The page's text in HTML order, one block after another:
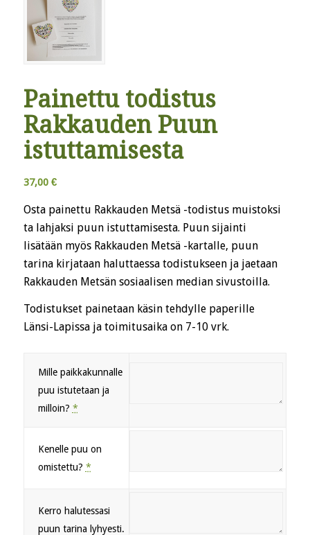
Painettu todistus
Rakkauden Puun
istuttamisesta
37,00 €
Osta painettu Rakkauden Metsä -todistus muistoksi
ta lahjaksi puun istuttamisesta. Puun sijainti
lisätään myös Rakkauden Metsä -kartalle, puun
tarina kirjataan haluttaessa todistukseen ja jaetaan
Rakkauden Metsän sosiaalisen median sivustoilla.
Todistukset painetaan käsin tehdylle paperille
Länsi-Lapissa ja toimitusaika on 7-10 vrk.
Mille paikkakunnalle
puu istutetaan ja
milloin? *
Kenelle puu on
omistettu? *
Kerro halutessasi
puun tarina lyhyesti.